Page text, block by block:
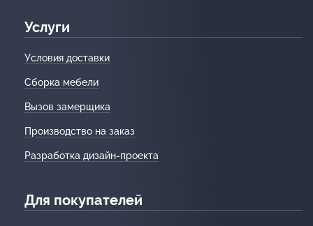
Услуги
Условия доставки
Сборка мебели
Вызов замерщика
Производство на заказ
Разработка дизайн-проекта
Для покупателей